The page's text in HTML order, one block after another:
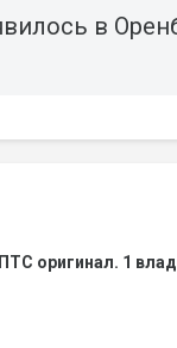
в
оригинал. 1